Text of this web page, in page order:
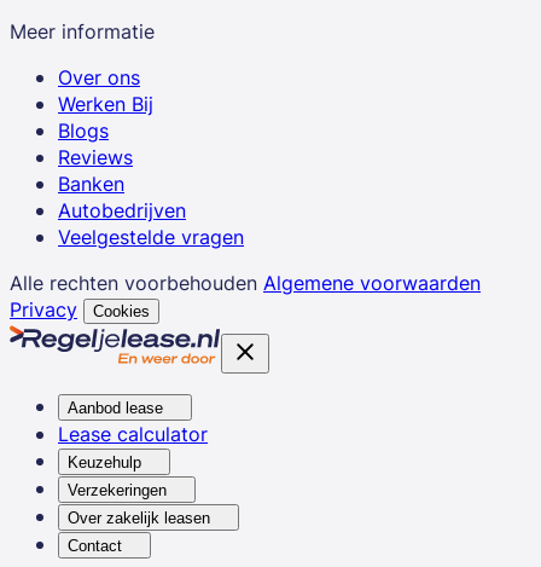
Meer informatie
Over ons
Werken Bij
Blogs
Reviews
Banken
Autobedrijven
Veelgestelde vragen
Alle rechten voorbehouden Algemene voorwaarden
Privacy
Cookies
Aanbod lease
Lease calculator
Keuzehulp
Verzekeringen
Over zakelijk leasen
Contact